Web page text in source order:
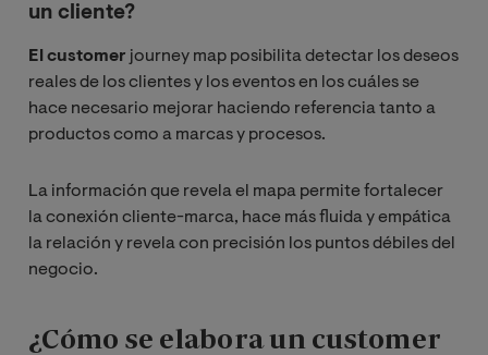
un cliente?
El customer journey map posibilita detectar los deseos
reales de los clientes y los eventos en los cuáles se
hace necesario mejorar haciendo referencia tanto a
productos como a marcas y procesos.
La información que revela el mapa permite fortalecer
la conexión cliente-marca, hace más fluida y empática
la relación y revela con precisión los puntos débiles del
negocio.
¿Cómo se elabora un customer